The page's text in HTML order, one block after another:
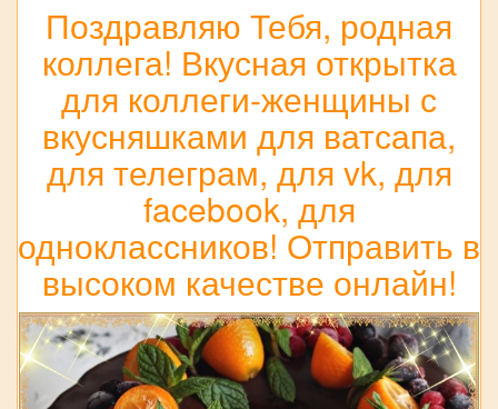
Поздравляю Тебя, родная
коллега! Вкусная открытка
для коллеги-женщины с
вкусняшками для ватсапа,
для телеграм, для vk, для
facebook, для
одноклассников! Отправить в
высоком качестве онлайн!